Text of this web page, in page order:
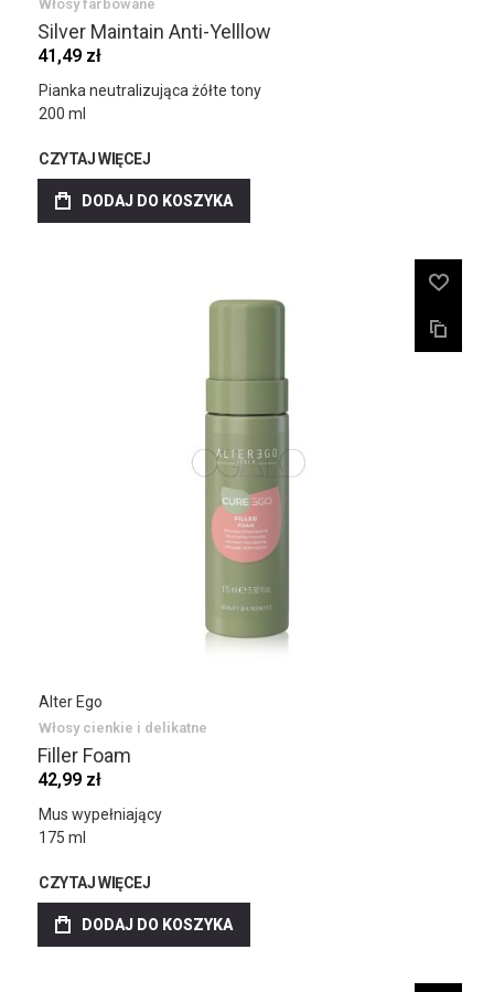
Włosy farbowane
Silver Maintain Anti-Yelllow
41,49 zł
Pianka neutralizująca żółte tony
200 ml
CZYTAJ WIĘCEJ
DODAJ DO KOSZYKA
Alter Ego
Włosy cienkie i delikatne
Filler Foam
42,99 zł
Mus wypełniający
175 ml
CZYTAJ WIĘCEJ
DODAJ DO KOSZYKA